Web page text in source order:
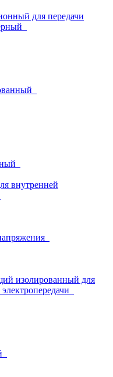
для передачи
внутренней
изолированный для